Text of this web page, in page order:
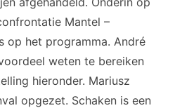
Mantel –
op het programma. André
weten te bereiken
hieronder. Mariusz
opgezet. Schaken is een